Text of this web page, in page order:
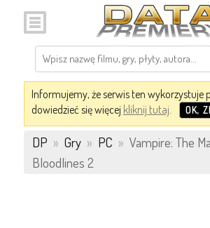
Informujemy, że serwis ten wykorzystuje
dowiedzieć się więcej kliknij tutaj. OK,
DP » Gry » PC » Vampire: The
Bloodlines 2